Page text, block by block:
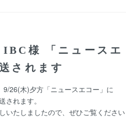
様 「ニュースエ
されます
9/26(木)夕方「ニュースエコー」に
されます。
いたしましたので、ぜひご覧ください